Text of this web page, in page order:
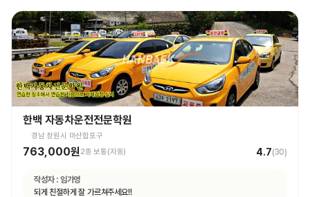
한백 자동차운전전문학원
경남 창원시 마산합포구
763,000원2종 보통(자동) 4.7(30)
작성자 : 임가영
되게 친절하게 잘 가르쳐주세요!!